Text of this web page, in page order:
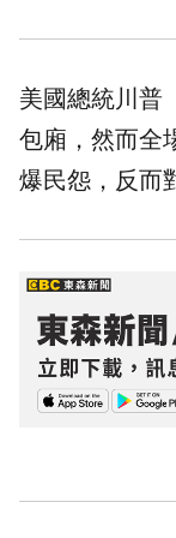
美國總統川普
包廂，然而全
爆民怨，反而